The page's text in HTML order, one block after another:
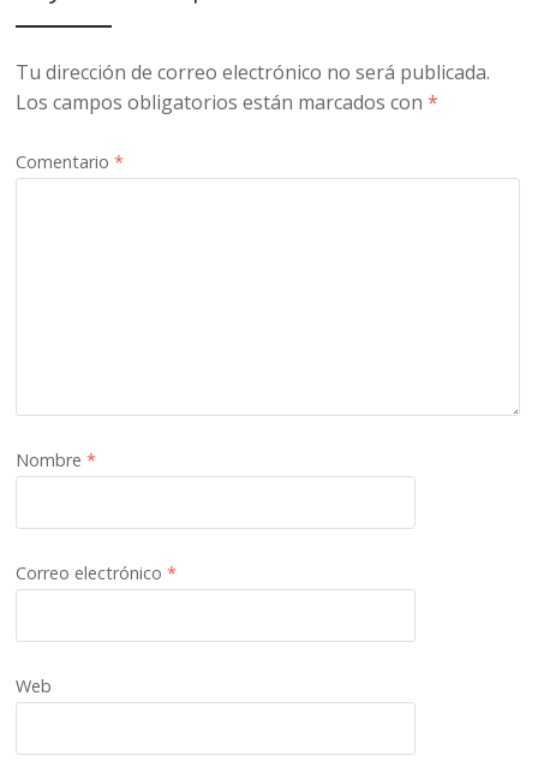
Tu dirección de correo electrónico no será publicada.
Los campos obligatorios están marcados con*
Comentario*
Nombre*
Correo electrónico*
Web